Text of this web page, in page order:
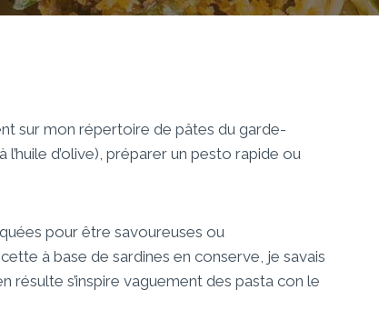
sur mon répertoire de pâtes du garde-
l’huile d’olive), préparer un pesto rapide ou
pour être savoureuses ou
à base de sardines en conserve, je savais
résulte s’inspire vaguement des pasta con le